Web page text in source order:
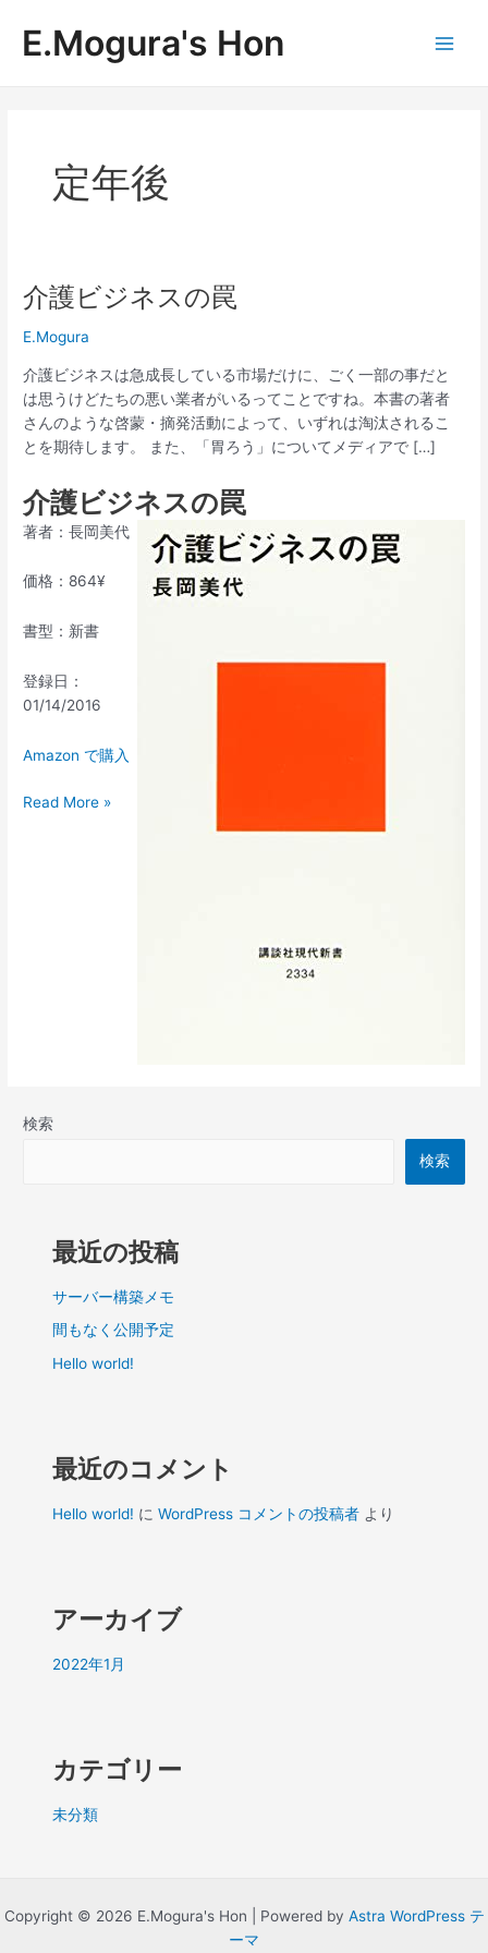
E.Mogura's Hon
定年後
介護ビジネスの罠
E.Mogura
介護ビジネスは急成長している市場だけに、ごく一部の事だと
は思うけどたちの悪い業者がいるってことですね。本書の著者
さんのような啓蒙・摘発活動によって、いずれは淘汰されるこ
とを期待します。 また、「胃ろう」についてメディアで […]
介護ビジネスの罠
著者：長岡美代
価格：864¥
書型：新書
登録日：
01/14/2016
Amazon で購入
介
護
ビ
ネ
ス
の
罠
Read More »
検索
検索
最近の投稿
サーバー構築メモ
間もなく公開予定
Hello world!
最近のコメント
Hello world! にWordPress コメントの投稿者 より
アーカイブ
2022年1月
カテゴリー
未分類
Copyright © 2026 E.Mogura's Hon | Powered by Astra WordPress テ
ーマ